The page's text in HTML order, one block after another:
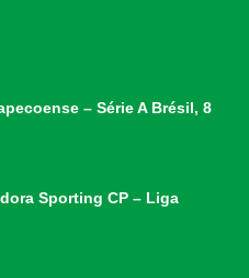
– Série A Brésil, 8
Sporting CP – Liga